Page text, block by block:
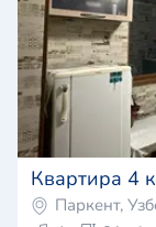
Квартира 4
Паркент,